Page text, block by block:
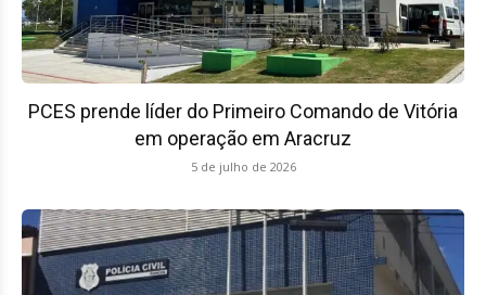
PCES prende líder do Primeiro Comando de Vitória
em operação em Aracruz
5 de julho de 2026